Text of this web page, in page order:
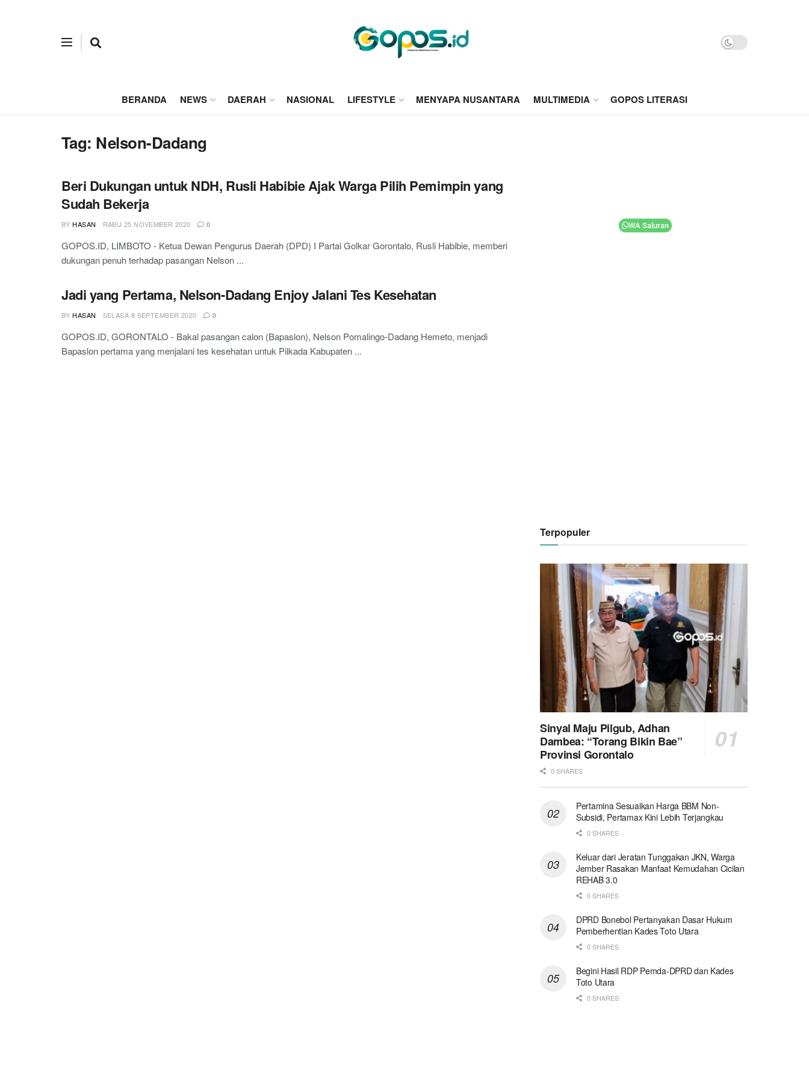
BERANDA NEWS DAERAH NASIONAL LIFESTYLE MENYAPA NUSANTARA MULTIMEDIA GOPOS LITERASI
Tag: Nelson-Dadang
Beri Dukungan untuk NDH, Rusli Habibie Ajak Warga Pilih Pemimpin yang
Sudah Bekerja
BY HASAN RABU 25 NOVEMBER 2020 0
GOPOS.ID, LIMBOTO - Ketua Dewan Pengurus Daerah (DPD) I Partai Golkar Gorontalo, Rusli Habibie, memberi
dukungan penuh terhadap pasangan Nelson ...
Jadi yang Pertama, Nelson-Dadang Enjoy Jalani Tes Kesehatan
BY HASAN SELASA 8 SEPTEMBER 2020 0
GOPOS.ID, GORONTALO - Bakal pasangan calon (Bapaslon), Nelson Pomalingo-Dadang Hemeto, menjadi
Bapaslon pertama yang menjalani tes kesehatan untuk Pilkada Kabupaten ...
Terpopuler
Sinyal Maju Pilgub, Adhan
Dambea: “Torang Bikin Bae”
Provinsi Gorontalo
0 SHARES
Pertamina Sesuaikan Harga BBM Non-
Subsidi, Pertamax Kini Lebih Terjangkau
0 SHARES
Keluar dari Jeratan Tunggakan JKN, Warga
Jember Rasakan Manfaat Kemudahan Cicilan
REHAB 3.0
0 SHARES
DPRD Bonebol Pertanyakan Dasar Hukum
Pemberhentian Kades Toto Utara
0 SHARES
Begini Hasil RDP Pemda-DPRD dan Kades
Toto Utara
0 SHARES
WA Saluran